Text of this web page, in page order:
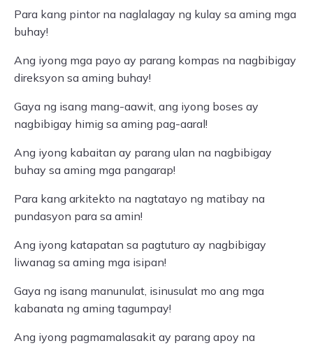
Para kang pintor na naglalagay ng kulay sa aming mga
buhay!
Ang iyong mga payo ay parang kompas na nagbibigay
direksyon sa aming buhay!
Gaya ng isang mang-aawit, ang iyong boses ay
nagbibigay himig sa aming pag-aaral!
Ang iyong kabaitan ay parang ulan na nagbibigay
buhay sa aming mga pangarap!
Para kang arkitekto na nagtatayo ng matibay na
pundasyon para sa amin!
Ang iyong katapatan sa pagtuturo ay nagbibigay
liwanag sa aming mga isipan!
Gaya ng isang manunulat, isinusulat mo ang mga
kabanata ng aming tagumpay!
Ang iyong pagmamalasakit ay parang apoy na